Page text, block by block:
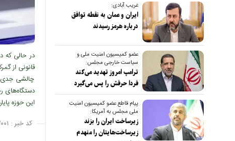
در حالی که
قانونی از
چالشی جدی
دستگاه‌های
این حوزه
کد خبر :
غریب آبادی:
ایران و عمان به نقطه توافق
درباره هرمز رسیدند
عضو کمیسیون امنیت ملی و
سیاست خارجی مجلس:
ترامپ امروز تهدید می‌کند
فردا حرفش را پس می‌گیرد
پیام قاطع عضو کمیسیون امنیت
ملی مجلس به آمریکا:
زیرساخت ایران را بزند
زیرساخت‌هایتان را منهدم